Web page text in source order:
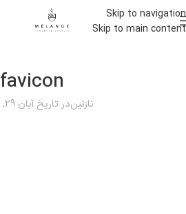
Skip to navigation
Skip to main content
favicon
نازنیندر تاریخ آبان 29, 1401